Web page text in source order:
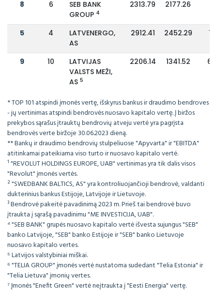
8 6
SEB BANK
GROUP 4
2313.79 2177.26
5 4
LATVENERGO,
AS
2912.41 2452.29
9 10
LATVIJAS
VALSTS MEŽI,
AS 5
2206.14 1341.52
* TOP 101 atspindi įmonės vertę, išskyrus bankus ir draudimo bendroves
- jų vertinimas atspindi bendrovės nuosavo kapitalo vertę. Į biržos
prekybos sąrašus įtrauktų bendrovių atveju vertė yra pagrįsta
bendrovės verte biržoje 30.06.2023 dieną.
** Bankų ir draudimo bendrovių stulpeliuose "Apyvarta" ir "EBITDA"
atitinkamai pateikiama viso turto ir nuosavo kapitalo vertė.
¹ "REVOLUT HOLDINGS EUROPE, UAB" vertinimas yra tik dalis visos
"Revolut" įmonės vertės.
² "SWEDBANK BALTICS, AS" yra kontroliuojančioji bendrovė, valdanti
dukterinius bankus Estijoje, Latvijoje ir Lietuvoje.
³ Bendrovė pakeitė pavadinimą 2023 m. Prieš tai bendrovė buvo
įtraukta į sąrašą pavadinimu "ME INVESTICIJA, UAB".
⁴ "SEB BANK" grupės nuosavo kapitalo vertė išvesta sujungus "SEB"
banko Latvijoje, "SEB" banko Estijoje ir "SEB" banko Lietuvoje
nuosavo kapitalo vertes.
⁵ Latvijos valstybiniai miškai.
⁶ "TELIA GROUP" įmonės vertė nustatoma sudedant "Telia Estonia" ir
"Telia Lietuva" įmonių vertes.
⁷ Įmonės "Enefit Green" vertė neįtraukta į "Eesti Energia" vertę.